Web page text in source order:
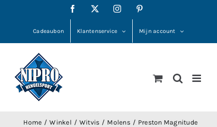
Facebook Instagram
Cadeaubon Klantenservice Mijn account
Home Winkel Witvis Molens Preston Magnitude